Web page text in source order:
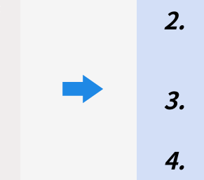
2.
3.
4.